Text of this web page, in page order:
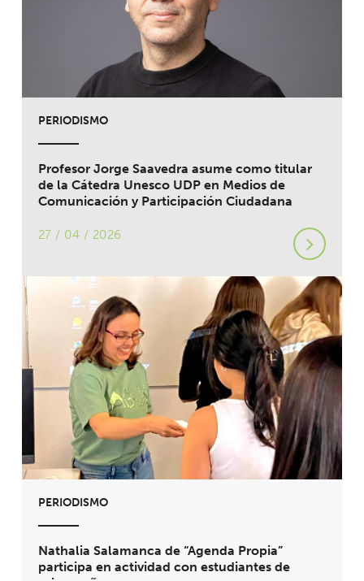
PERIODISMO
Profesor Jorge Saavedra asume como titular
de la Cátedra Unesco UDP en Medios de
Comunicación y Participación Ciudadana
27 / 04 / 2026
PERIODISMO
Nathalia Salamanca de “Agenda Propia”
participa en actividad con estudiantes de